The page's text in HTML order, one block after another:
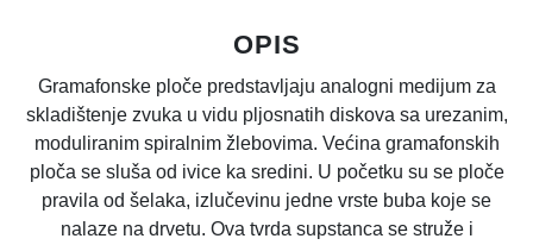
OPIS
Gramafonske ploče predstavljaju analogni medijum za
skladištenje zvuka u vidu pljosnatih diskova sa urezanim,
moduliranim spiralnim žlebovima. Većina gramafonskih
ploča se sluša od ivice ka sredini. U početku su se ploče
pravila od šelaka, izlučevinu jedne vrste buba koje se
nalaze na drvetu. Ova tvrda supstanca se struže i